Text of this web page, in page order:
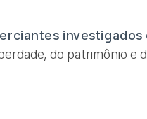
do patrimônio e